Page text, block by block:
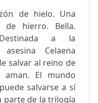
de hielo. Una
de hierro. Bella.
a la
Celaena
salvar al reino de
aman. El mundo
salvarse a sí
parte de la trilogía